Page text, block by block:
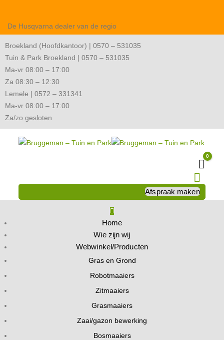
De Husqvarna dealer van de regio
Broekland (Hoofdkantoor) | 0570 – 531035
Tuin & Park Broekland | 0570 – 531035
Ma-vr 08:00 – 17:00
Za 08:30 – 12:30
Lemele | 0572 – 331341
Ma-vr 08:00 – 17:00
Za/zo gesloten
0
Afspraak maken
Home
Wie zijn wij
Webwinkel/Producten
Gras en Grond
Robotmaaiers
Zitmaaiers
Grasmaaiers
Zaai/gazon bewerking
Bosmaaiers